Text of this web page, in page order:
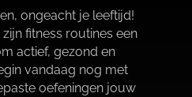
ongeacht je leeftijd!
fitness routines een
actief, gezond en
vandaag nog met
oefeningen jouw